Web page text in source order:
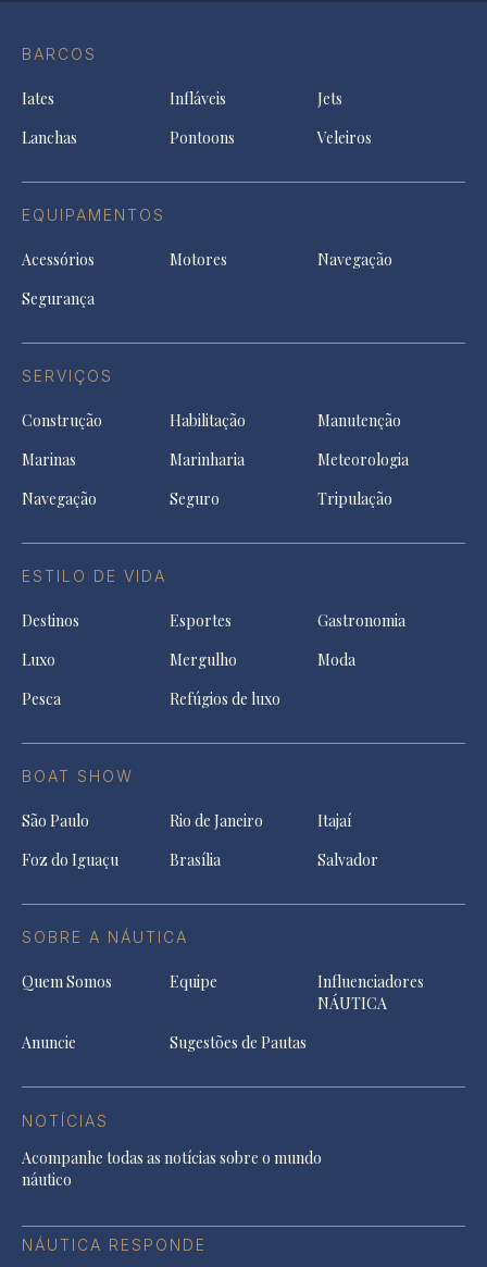
BARCOS
Iates Infláveis
Jets
Lanchas
Pontoons Veleiros
EQUIPAMENTOS
Acessórios Motores
Navegação
Segurança
SERVIÇOS
Construção Habilitação
Manutenção
Marinas
Marinharia
Meteorologia
Navegação
Seguro Tripulação
ESTILO DE VIDA
Destinos Esportes
Gastronomia
Luxo
Mergulho
Moda
Pesca
Refúgios de luxo
BOAT SHOW
São Paulo Rio de Janeiro
Itajaí
Foz do Iguaçu
Brasília Salvador
SOBRE A NÁUTICA
Quem Somos Equipe
Influenciadores
NÁUTICA
Anuncie
Sugestões de Pautas
NOTÍCIAS
Acompanhe todas as notícias sobre o mundo
náutico
NÁUTICA RESPONDE